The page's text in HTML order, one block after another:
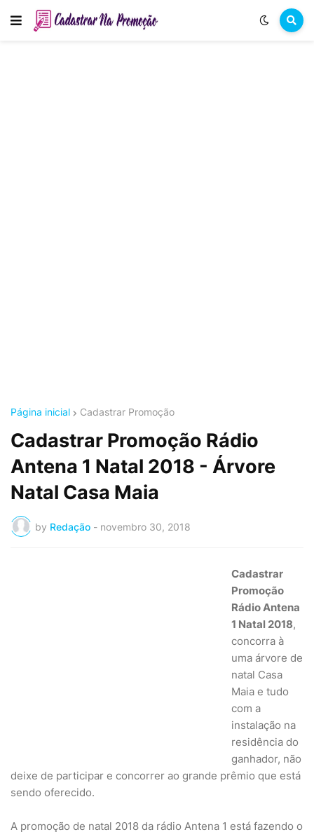
Página inicial Cadastrar Promoção
Cadastrar Promoção Rádio
Antena 1 Natal 2018 - Árvore
Natal Casa Maia
by Redação - novembro 30, 2018
Cadastrar
Promoção
Rádio Antena
1 Natal 2018,
concorra à
uma árvore de
natal Casa
Maia e tudo
com a
instalação na
residência do
ganhador, não
deixe de participar e concorrer ao grande prêmio que está
sendo oferecido.
A promoção de natal 2018 da rádio Antena 1 está fazendo o